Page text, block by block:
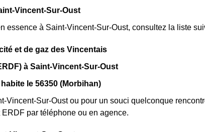
Vincent-Sur-Oust
essence à Saint-Vincent-Sur-Oust, consultez la liste
et de gaz des Vincentais
à Saint-Vincent-Sur-Oust
le 56350 (Morbihan)
Vincent-Sur-Oust ou pour un souci quelconque
par téléphone ou en agence.